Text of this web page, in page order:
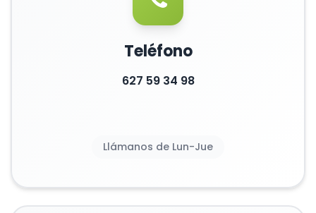
Teléfono
627 59 34 98
Llámanos de Lun-Jue